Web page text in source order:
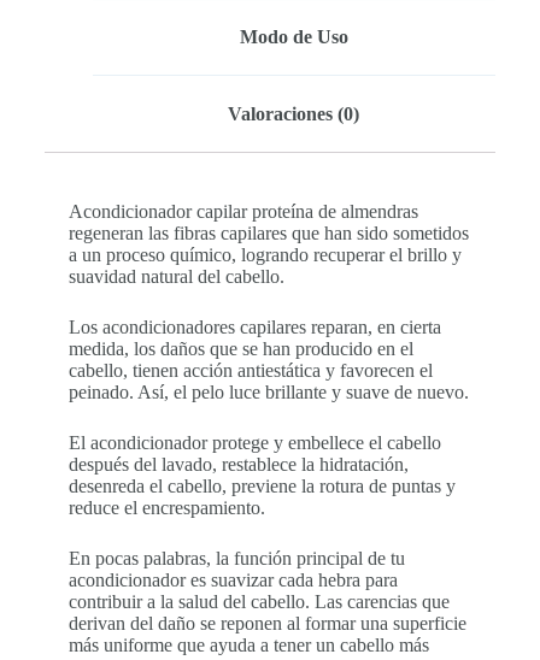
Modo de Uso
Valoraciones (0)
Acondicionador capilar proteína de almendras
regeneran las fibras capilares que han sido sometidos
a un proceso químico, logrando recuperar el brillo y
suavidad natural del cabello.
Los acondicionadores capilares reparan, en cierta
medida, los daños que se han producido en el
cabello, tienen acción antiestática y favorecen el
peinado. Así, el pelo luce brillante y suave de nuevo.
El acondicionador protege y embellece el cabello
después del lavado, restablece la hidratación,
desenreda el cabello, previene la rotura de puntas y
reduce el encrespamiento.
En pocas palabras, la función principal de tu
acondicionador es suavizar cada hebra para
contribuir a la salud del cabello. Las carencias que
derivan del daño se reponen al formar una superficie
más uniforme que ayuda a tener un cabello más